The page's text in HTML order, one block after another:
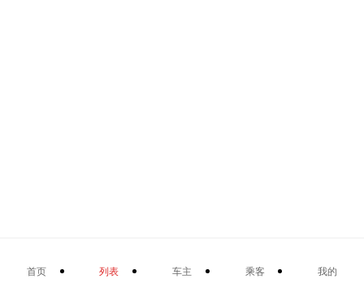
首页 列表 车主 乘客 我的